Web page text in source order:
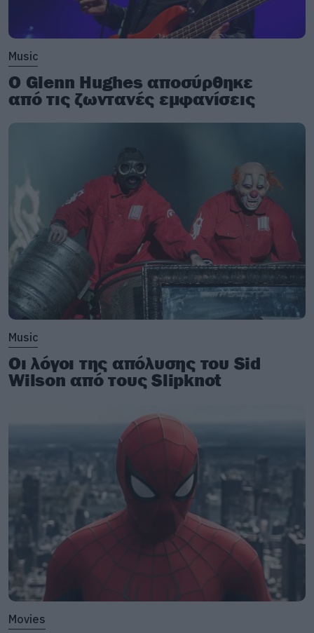
Music
Ο Glenn Hughes αποσύρθηκε
από τις ζωντανές εμφανίσεις
Music
Οι λόγοι της απόλυσης του Sid
Wilson από τους Slipknot
Movies